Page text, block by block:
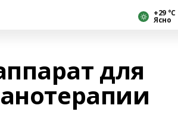
+29 °С
Ясно
для